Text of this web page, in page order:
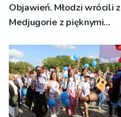
Objawień. Młodzi wrócili z
Medjugorie z pięknymi